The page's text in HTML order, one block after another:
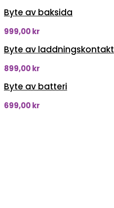
Byte av baksida
999,00kr
Byte av laddningskontakt
899,00kr
Byte av batteri
699,00kr